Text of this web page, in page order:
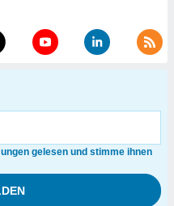
gelesen und stimme ihnen